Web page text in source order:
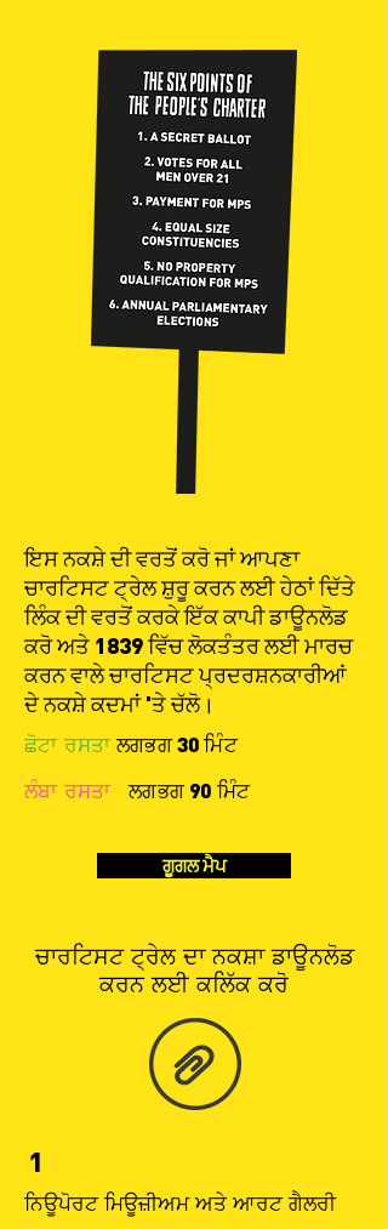
ਇਸ ਨਕਸ਼ੇ ਦੀ ਵਰਤੋਂ ਕਰੋ ਜਾਂ ਆਪਣਾ
ਚਾਰਟਿਸਟ ਟ੍ਰੇਲ ਸ਼ੁਰੂ ਕਰਨ ਲਈ ਹੇਠਾਂ ਦਿੱਤੇ
ਲਿੰਕ ਦੀ ਵਰਤੋਂ ਕਰਕੇ ਇੱਕ ਕਾਪੀ ਡਾਊਨਲੋਡ
ਕਰੋ ਅਤੇ 1839 ਵਿੱਚ ਲੋਕਤੰਤਰ ਲਈ ਮਾਰਚ
ਕਰਨ ਵਾਲੇ ਚਾਰਟਿਸਟ ਪ੍ਰਦਰਸ਼ਨਕਾਰੀਆਂ
ਦੇ ਨਕਸ਼ੇ ਕਦਮਾਂ 'ਤੇ ਚੱਲੋ।
ਛੋਟਾ ਰਸਤਾ ਲਗਭਗ 30 ਮਿੰਟ
ਲੰਬਾ ਰਸਤਾ ਲਗਭਗ 90 ਮਿੰਟ
ਗੂਗਲ ਮੈਪ
ਚਾਰਟਿਸਟ ਟ੍ਰੇਲ ਦਾ ਨਕਸ਼ਾ ਡਾਊਨਲੋਡ
ਕਰਨ ਲਈ ਕਲਿੱਕ ਕਰੋ
1
ਨਿਊਪੋਰਟ ਮਿਊਜ਼ੀਅਮ ਅਤੇ ਆਰਟ ਗੈਲਰੀ